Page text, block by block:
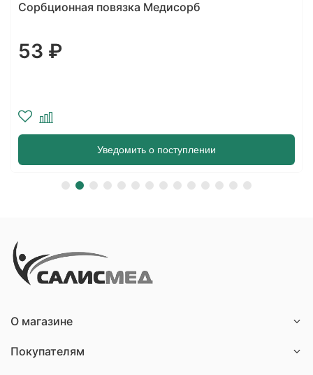
Сорбционная повязка Медисорб
53 ₽
Уведомить о поступлении
О магазине
Покупателям